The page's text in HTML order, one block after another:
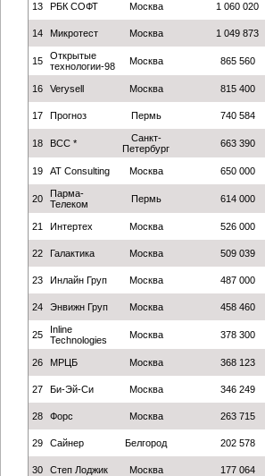
13 РБК СОФТ Москва 1 060 020
14 Микротест Москва 1 049 873
15
Открытые
технологии-98
Москва 865 560
16 Verysell Москва 815 400
17 Прогноз Пермь 740 584
18 ВСС *
Санкт-
Петербург
663 390
19 AT Consulting Москва 650 000
20
Парма-
Телеком
Пермь 614 000
21 Интертех Москва 526 000
22 Галактика Москва 509 039
23 Инлайн Груп Москва 487 000
24 Энвижн Груп Москва 458 460
25
Inline
Technologies
Москва 378 300
26 МРЦБ Москва 368 123
27 Би-Эй-Си Москва 346 249
28 Форс Москва 263 715
29 Сайнер Белгород 202 578
30 Степ Лоджик Москва 177 064